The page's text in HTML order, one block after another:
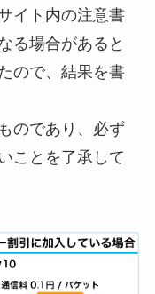
イト内の注意書
る場合があると
ので、結果を書
のであり、必ず
ことを了承して